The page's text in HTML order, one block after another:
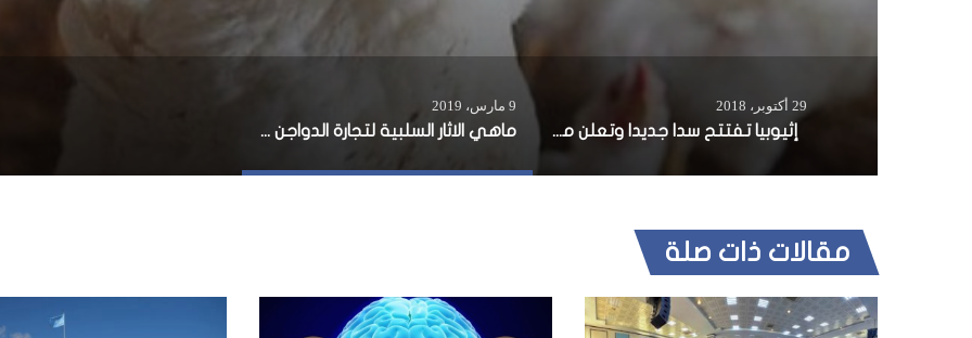
29 أكتوبر، 2018
إثيوبيا تفتتح سدا جديدا وتعلن مشروعات تنموية بـ 7 مليارات دولار
9 مارس، 2019
ماهي الاثار السلبية لتجارة الدواجن الحية؟
مقالات ذات صلة